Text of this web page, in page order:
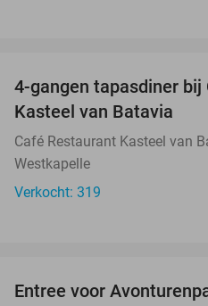
4-gangen tapasdiner bij
Kasteel van Batavia
Café Restaurant Kasteel van
Westkapelle
Verkocht: 319
Entree voor